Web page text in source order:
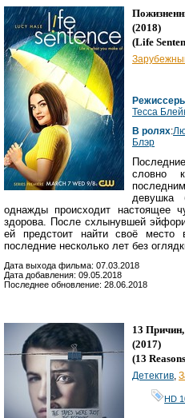
(2018)
(Life
Тесса
В ролях:
Блэр
словно
девушка
однажды происходит настоящее
здорова. После схлынувшей
ей предстоит найти своё место
последние несколько лет без
Дата выхода фильма: 07.03.2018
Дата добавления: 09.05.2018
Последнее обновление: 28.06.2018
13
(2017)
(13
Детектив
HD